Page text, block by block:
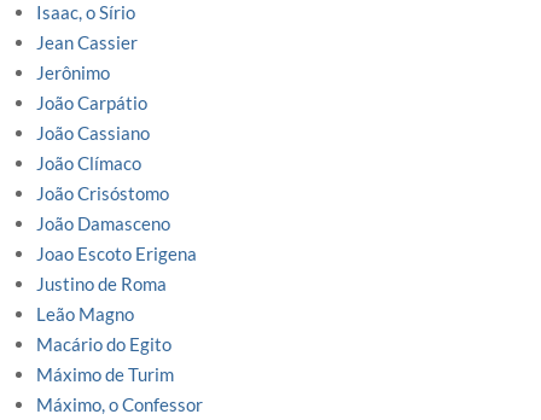
Isaac, o Sírio
Jean Cassier
Jerônimo
João Carpátio
João Cassiano
João Clímaco
João Crisóstomo
João Damasceno
Joao Escoto Erigena
Justino de Roma
Leão Magno
Macário do Egito
Máximo de Turim
Máximo, o Confessor